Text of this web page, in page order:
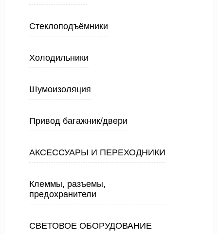
Стеклоподъёмники
Холодильники
Шумоизоляция
Привод багажник/двери
АКСЕССУАРЫ И ПЕРЕХОДНИКИ
Клеммы, разъемы,
предохранители
СВЕТОВОЕ ОБОРУДОВАНИЕ